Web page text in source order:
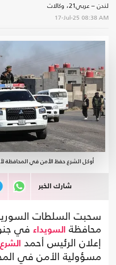
لندن – عربي21، وكالات
17-Jul-25 08:38 AM
أوكل الشرع حفظ الأمن في المحافظة
شارك الخبر
سحبت السلطات
محافظة السويداء في
إعلان الرئيس أحمد
الشرع
مسؤولية الأمن في